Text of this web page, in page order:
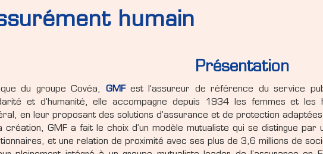
humain
Présentation
du groupe Covéa, GMFest l’assureur de référence du service
et d’humanité, elle accompagne depuis 1934 les femmes et les
en leur proposant des solutions d’assurance et de protection
création, GMF a fait le choix d’un modèle mutualiste qui se distingue par
et une relation de proximité avec ses plus de 3,6 millions de